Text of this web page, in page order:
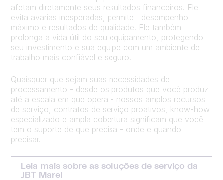
afetam diretamente seus resultados financeiros. Ele
evita avarias inesperadas, permite desempenho
máximo e resultados de qualidade. Ele também
prolonga a vida útil do seu equipamento, protegendo
seu investimento e sua equipe com um ambiente de
trabalho mais confiável e seguro.
Quaisquer que sejam suas necessidades de
processamento - desde os produtos que você produz
até a escala em que opera - nossos amplos recursos
de serviço, contratos de serviço proativos, know-how
especializado e ampla cobertura significam que você
tem o suporte de que precisa - onde e quando
precisar.
Leia mais sobre as soluções de serviço da
JBT Marel